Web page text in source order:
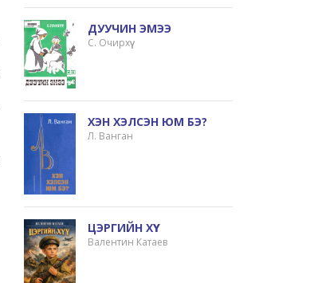
ДУУЧИН ЭМЭЭ
С. Очирхүү
ХЭН ХЭЛСЭН ЮМ БЭ?
Л. Ванган
ЦЭРГИЙН ХҮҮ
Валентин Катаев